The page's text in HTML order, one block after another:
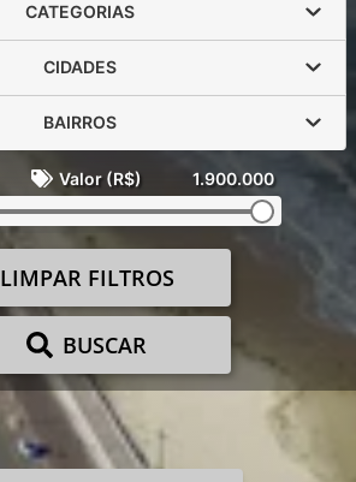
CATEGORIAS
CIDADES
BAIRROS
Valor (R$) 1.900.000
LIMPAR FILTROS
BUSCAR